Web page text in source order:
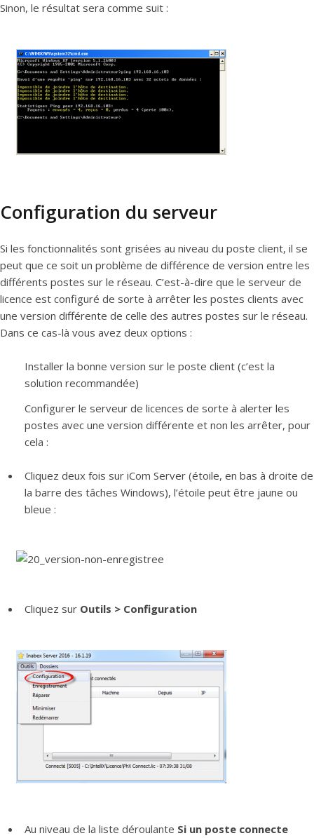
Sinon, le résultat sera comme suit :
Configuration du serveur
Si les fonctionnalités sont grisées au niveau du poste client, il se
peut que ce soit un problème de différence de version entre les
différents postes sur le réseau. C’est-à-dire que le serveur de
licence est configuré de sorte à arrêter les postes clients avec
une version différente de celle des autres postes sur le réseau.
Dans ce cas-là vous avez deux options :
Installer la bonne version sur le poste client (c’est la
solution recommandée)
Configurer le serveur de licences de sorte à alerter les
postes avec une version différente et non les arrêter, pour
cela :
Cliquez deux fois sur iCom Server (étoile, en bas à droite de
la barre des tâches Windows), l’étoile peut être jaune ou
bleue :
Cliquez sur Outils > Configuration
Au niveau de la liste déroulante Si un poste connecte